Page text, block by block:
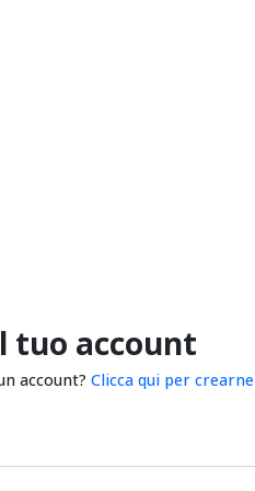
tuo account
account? Clicca qui per crearne